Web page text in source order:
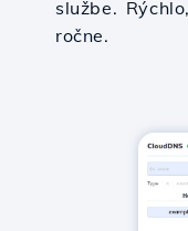
službe.
ročne.